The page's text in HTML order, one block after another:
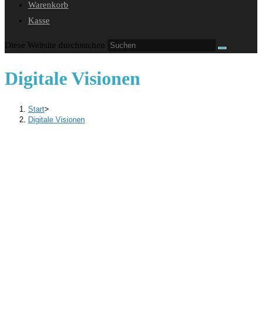
Warenkorb
Kasse
Diese Website durchsuchen
Digitale Visionen
Start>
Digitale Visionen